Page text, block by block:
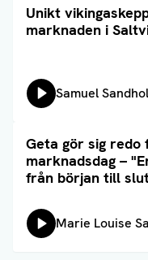
Unikt
marknaden i
Läs artikel
Lyssna på:
Samuel
Geta gör sig redo
marknadsdag –
från början till
Läs artikel
Lyssna på:
Marie Louise